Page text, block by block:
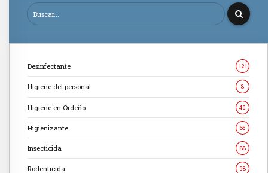
Desinfectante 121
Higiene del personal 8
Higiene en Ordeño 40
Higienizante 65
Insecticida 88
Rodenticida 58